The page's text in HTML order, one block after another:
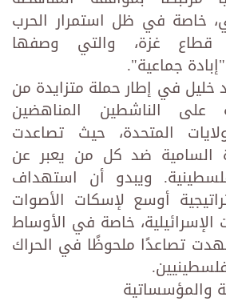
خاصة في ظل استمرار الحرب
قطاع غزة، والتي وصفها
جماعية".
خليل في إطار حملة متزايدة من
على الناشطين المناهضين
المتحدة، حيث تصاعدت
السامية ضد كل من يعبر عن
ويبدو أن استهداف
أوسع لإسكات الأصوات
الإسرائيلية، خاصة في الأوساط
تصاعدًا ملحوظًا في الحراك
والمؤسساتية